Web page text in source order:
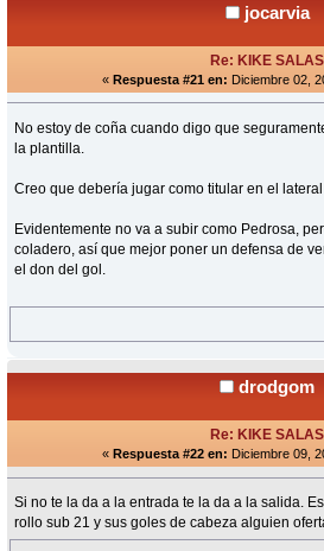
jocarvia
Re: KIKE SALAS
« Respuesta #21 en: Diciembre 02,
No estoy de coña cuando digo que
la plantilla.
Creo que debería jugar como titular en el
Evidentemente no va a subir como Pedrosa,
coladero, así que mejor poner un defensa de
el don del gol.
drodgom
Re: KIKE SALAS
« Respuesta #22 en: Diciembre 09,
Si no te la da a la entrada te la da a la salida.
rollo sub 21 y sus goles de cabeza alguien